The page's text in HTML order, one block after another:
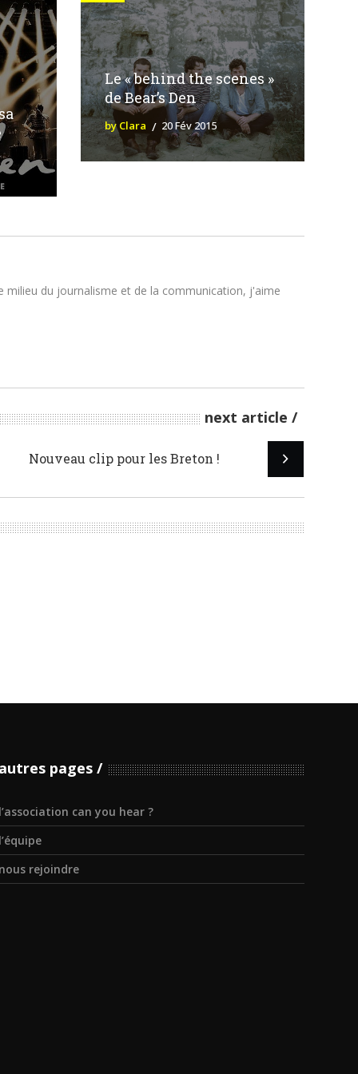
Le « behind the scenes »
de Bear’s Den
by Clara 20 Fév 2015
milieu du journalisme et de la communication, j'aime
next article
Nouveau clip pour les Breton !
pages
can you hear ?
rejoindre